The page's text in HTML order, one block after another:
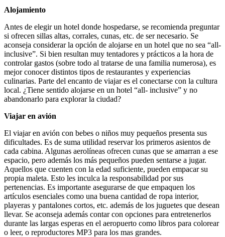
Alojamiento
Antes de elegir un hotel donde hospedarse, se recomienda preguntar
si ofrecen sillas altas, corrales, cunas, etc. de ser necesario. Se
aconseja considerar la opción de alojarse en un hotel que no sea “all-
inclusive”. Si bien resultan muy tentadores y prácticos a la hora de
controlar gastos (sobre todo al tratarse de una familia numerosa), es
mejor conocer distintos tipos de restaurantes y experiencias
culinarias. Parte del encanto de viajar es el conectarse con la cultura
local. ¿Tiene sentido alojarse en un hotel “all- inclusive” y no
abandonarlo para explorar la ciudad?
Viajar en avión
El viajar en avión con bebes o niños muy pequeños presenta sus
dificultades. Es de suma utilidad reservar los primeros asientos de
cada cabina. Algunas aerolíneas ofrecen cunas que se amarran a ese
espacio, pero además los más pequeños pueden sentarse a jugar.
Aquellos que cuenten con la edad suficiente, pueden empacar su
propia maleta. Esto les inculca la responsabilidad por sus
pertenencias. Es importante asegurarse de que empaquen los
artículos esenciales como una buena cantidad de ropa interior,
playeras y pantalones cortos, etc. además de los juguetes que desean
llevar. Se aconseja además contar con opciones para entretenerlos
durante las largas esperas en el aeropuerto como libros para colorear
o leer, o reproductores MP3 para los mas grandes.